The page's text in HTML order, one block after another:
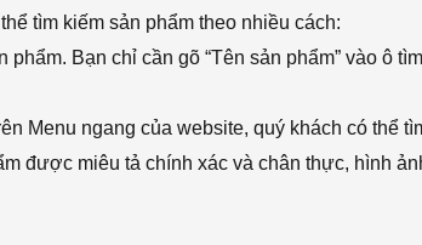
tìm kiếm sản phẩm theo nhiều cách:
Bạn chỉ cần gõ “Tên sản phẩm” vào ô
Menu ngang của website, quý khách có thể
được miêu tả chính xác và chân thực, hình